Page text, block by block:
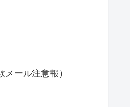
ール注意報）